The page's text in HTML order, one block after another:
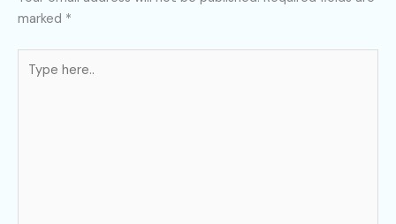
marked *
here..